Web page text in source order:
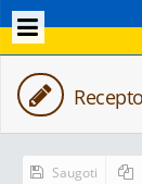
Saugoti